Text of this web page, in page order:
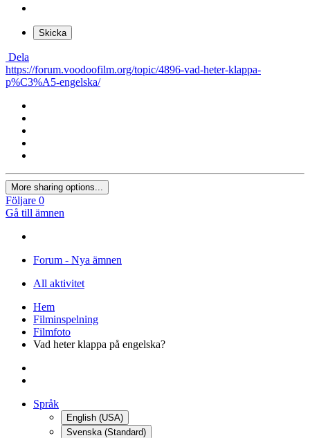
Skicka
Dela
https://forum.voodoofilm.org/topic/4896-vad-heter-klappa-
p%C3%A5-engelska/
More sharing options...
Följare 0
Gå till ämnen
Forum - Nya ämnen
All aktivitet
Hem
Filminspelning
Filmfoto
Vad heter klappa på engelska?
Språk
English (USA)
Svenska (Standard)